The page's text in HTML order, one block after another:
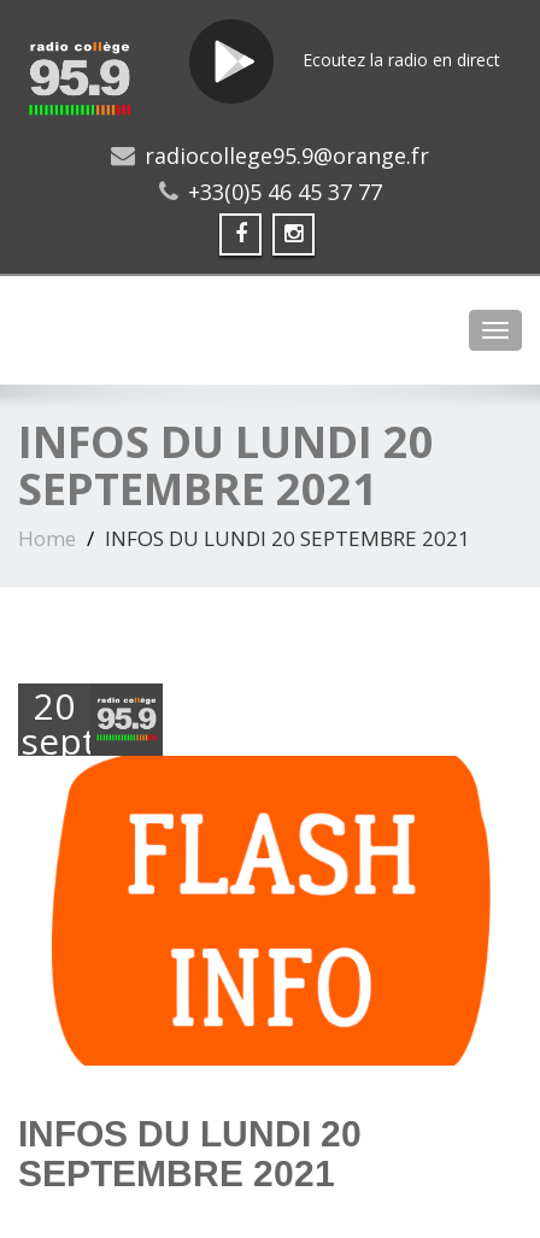
Ecoutez la radio en direct
radiocollege95.9@orange.fr
+33(0)5 46 45 37 77
INFOS DU LUNDI 20
SEPTEMBRE 2021
Home INFOS DU LUNDI 20 SEPTEMBRE 2021
20
septembre
2021
INFOS DU LUNDI 20
SEPTEMBRE 2021